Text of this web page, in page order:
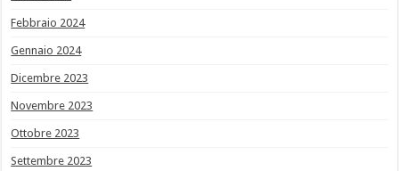
Febbraio 2024
Gennaio 2024
Dicembre 2023
Novembre 2023
Ottobre 2023
Settembre 2023